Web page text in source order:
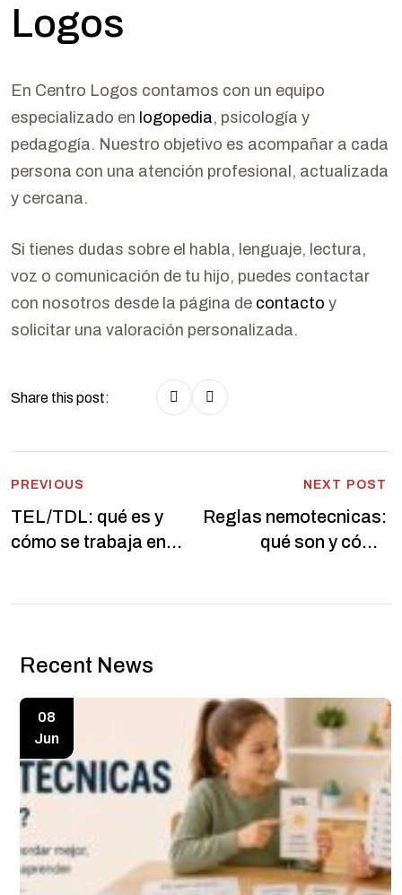
Logos
En Centro Logos contamos con un equipo
especializado en logopedia, psicología y
pedagogía. Nuestro objetivo es acompañar a cada
persona con una atención profesional, actualizada
y cercana.
Si tienes dudas sobre el habla, lenguaje, lectura,
voz o comunicación de tu hijo, puedes contactar
con nosotros desde la página de contacto y
solicitar una valoración personalizada.
Share this post:
Post
navigation
PREVIOUS
TEL/TDL: qué es y
cómo se trabaja en
NEXT POST
Reglas nemotecnicas:
qué son y cómo
Recent News
08
Jun